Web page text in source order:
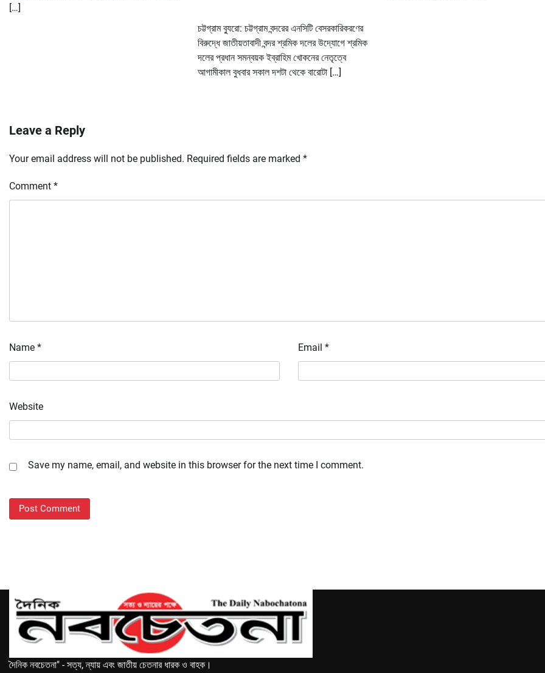
[…]
চট্টগ্রাম ব্যুরো: চট্টগ্রাম বন্দরের এনসিটি বেসরকারিকরণের
বিরুদ্ধে জাতীয়তাবাদী বন্দর শ্রমিক দলের উদ্যোগে শ্রমিক
দলের প্রধান সমন্বয়ক ইব্রাহিম খোকনের নেতৃত্বে
আগামীকাল বুধবার সকাল দশটা থেকে বারোটা […]
Leave a Reply
Your email address will not be published. Required fields are marked *
Comment *
Name * Email *
Website
Save my name, email, and website in this browser for the next time I comment.
দৈনিক নবচেতনা" - সত্য, ন্যায় এবং জাতীয় চেতনার ধারক ও বাহক।